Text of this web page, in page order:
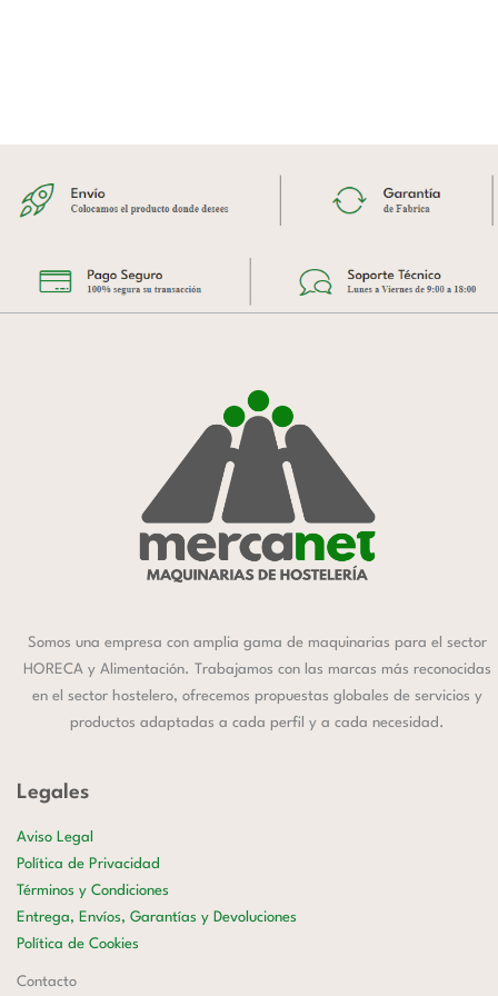
Somos una empresa con amplia gama de maquinarias para el sector
HORECA y Alimentación. Trabajamos con las marcas más reconocidas
en el sector hostelero, ofrecemos propuestas globales de servicios y
productos adaptadas a cada perfil y a cada necesidad.
Legales
Aviso Legal
Política de Privacidad
Términos y Condiciones
Entrega, Envíos, Garantías y Devoluciones
Política de Cookies
Contacto